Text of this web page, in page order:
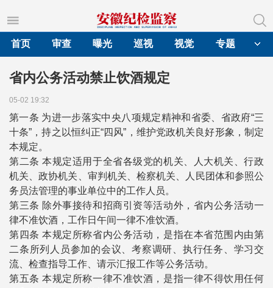
首页
审查 曝光 巡视 视觉 专题
省内公务活动禁止饮酒规定
05-02 19:32
第一条 为进一步落实中央八项规定精神和省委、省政府“三
十条”，持之以恒纠正“四风”，维护党政机关良好形象，制定
本规定。
第二条 本规定适用于全省各级党的机关、人大机关、行政
机关、政协机关、审判机关、检察机关、人民团体和参照公
务员法管理的事业单位中的工作人员。
第三条 除外事接待和招商引资等活动外，省内公务活动一
律不准饮酒，工作日午间一律不准饮酒。
第四条 本规定所称省内公务活动，是指在本省范围内由第
二条所列人员参加的会议、考察调研、执行任务、学习交
流、检查指导工作、请示汇报工作等公务活动。
第五条本规定所称一律不准饮酒，是指一律不得饮用任何